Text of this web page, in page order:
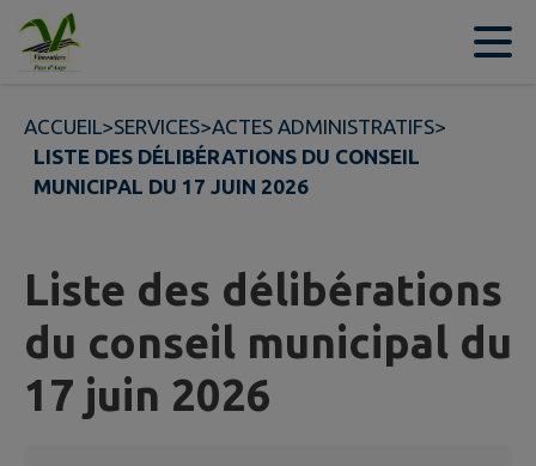
Contenu
ACCUEIL>SERVICES>ACTES ADMINISTRATIFS>
LISTE DES DÉLIBÉRATIONS DU CONSEIL
MUNICIPAL DU 17 JUIN 2026
Liste des délibérations
du conseil municipal du
17 juin 2026